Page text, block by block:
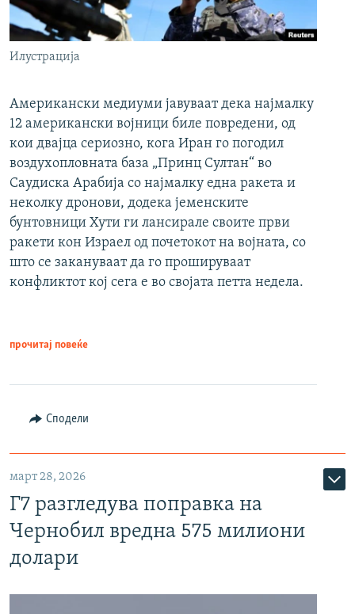
Илустрација
Американски медиуми јавуваат дека најмалку
12 американски војници биле повредени, од
кои двајца сериозно, кога Иран го погодил
воздухопловната база „Принц Султан“ во
Саудиска Арабија со најмалку една ракета и
неколку дронови, додека јеменските
бунтовници Хути ги лансирале своите први
ракети кон Израел од почетокот на војната, со
што се закануваат да го прошируваат
конфликтот кој сега е во својата петта недела.
прочитај повеќе
Сподели
март 28, 2026
Г7 разгледува поправка на
Чернобил вредна 575 милиони
долари